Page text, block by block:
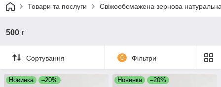
Товари та послуги Свіжообсмажена зернова
500 г
Сортування 0 Фільтри
Новинка –20% Новинка –20%